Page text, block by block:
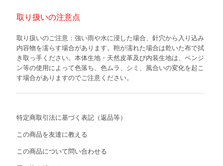
取り扱いの注意点
取り扱いのご注意：強い雨や水に浸した場合、針穴から入り込み
内容物を濡らす場合があります。鞄が濡れた場合は乾いた布で拭
き取っ手ください。本体生地・天然皮革及び内装生地は、ベンジ
ン等の使用によって色落ち、色ムラ、シミ、風合いの変化を起こ
す場合がありますのでご注意ください。
特定商取引法に基づく表記（返品等）
この商品を友達に教える
この商品について問い合わせる